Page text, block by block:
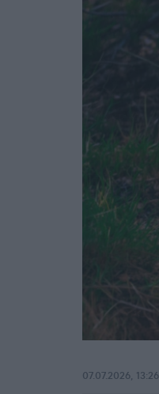
07.07.2026, 13:26